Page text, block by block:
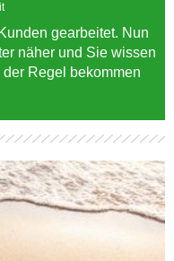
gearbeitet. Nun
näher und Sie wissen
Regel bekommen